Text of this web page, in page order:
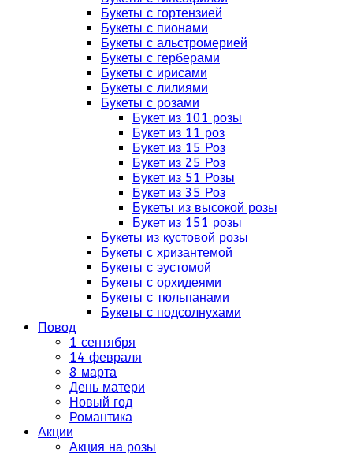
Букеты с гортензией
Букеты с пионами
Букеты с альстромерией
Букеты с герберами
Букеты с ирисами
Букеты с лилиями
Букеты с розами
Букет из 101 розы
Букет из 11 роз
Букет из 15 Роз
Букет из 25 Роз
Букет из 51 Розы
Букет из 35 Роз
Букеты из высокой розы
Букет из 151 розы
Букеты из кустовой розы
Букеты с хризантемой
Букеты с эустомой
Букеты с орхидеями
Букеты с тюльпанами
Букеты с подсолнухами
Повод
1 сентября
14 февраля
8 марта
День матери
Новый год
Романтика
Акции
Акция на розы